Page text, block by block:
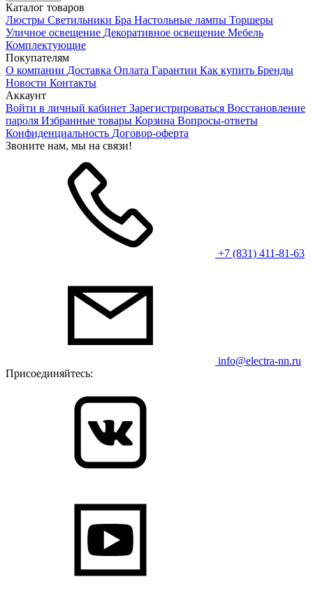
Каталог товаров
Люстры Светильники Бра Настольные лампы Торшеры
Уличное освещение Декоративное освещение Мебель
Комплектующие
Покупателям
О компании Доставка Оплата Гарантии Как купить Бренды
Новости Контакты
Аккаунт
Войти в личный кабинет Зарегистрироваться Восстановление
пароля Избранные товары Корзина Вопросы-ответы
Конфиденциальность Договор-оферта
Звоните нам, мы на связи!
+7 (831) 411-81-63
info@electra-nn.ru
Присоединяйтесь: